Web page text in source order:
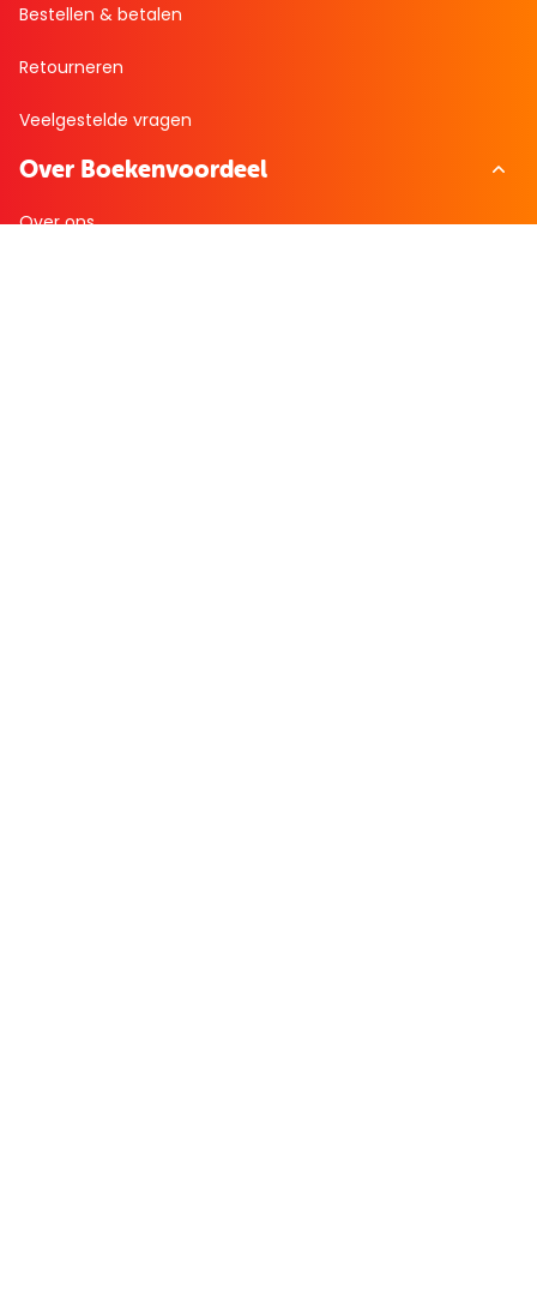
Bestellen & betalen
Retourneren
Veelgestelde vragen
Over Boekenvoordeel
Over ons